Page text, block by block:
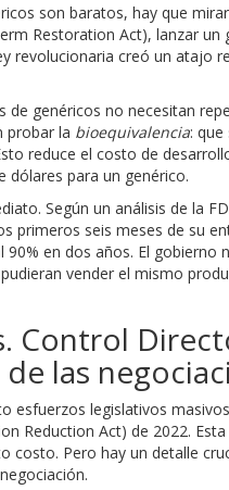
son baratos, hay que
Restoration Act), lanzar
revolucionaria creó un atajo
de genéricos no necesitan
probar la bioequivalencia:
reduce el costo de
dólares para un genérico.
Según un análisis de la
primeros seis meses de su
90% en dos años. El
vender el mismo
Control
las
esfuerzos legislativos
Reduction Act) de 2022.
costo. Pero hay un detalle